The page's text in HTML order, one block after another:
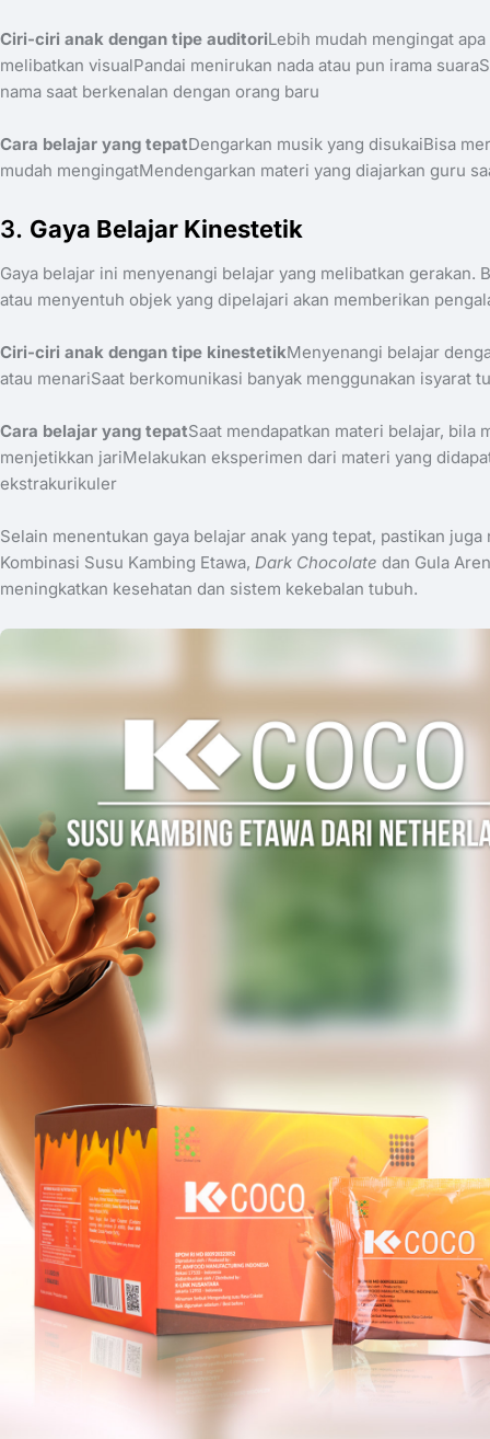
Ciri-ciri anak dengan tipe auditoriLebih mudah mengingat
melibatkan visualPandai menirukan nada atau pun irama
nama saat berkenalan dengan orang baru
Cara belajar yang tepatDengarkan musik yang disukaiBisa
mudah mengingatMendengarkan materi yang diajarkan guru
​3. Gaya Belajar Kinestetik
Gaya belajar ini menyenangi belajar yang melibatkan
atau menyentuh objek yang dipelajari akan memberikan
Ciri-ciri anak dengan tipe kinestetikMenyenangi belajar
atau menariSaat berkomunikasi banyak menggunakan isyarat
​Cara belajar yang tepatSaat mendapatkan materi belajar, bila
menjetikkan jariMelakukan eksperimen dari materi yang
ekstrakurikuler
Selain menentukan gaya belajar anak yang tepat, pastikan
Kombinasi Susu Kambing Etawa, Dark Chocolate dan Gula
meningkatkan kesehatan dan sistem kekebalan tubuh.